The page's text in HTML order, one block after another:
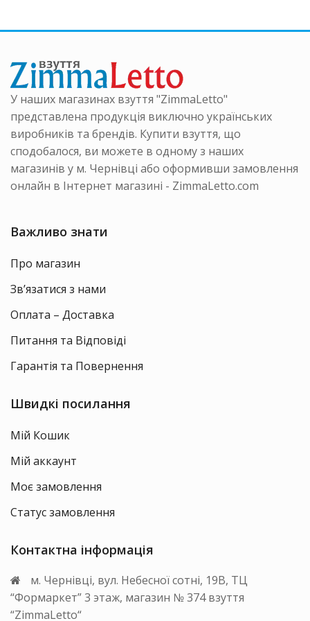
У наших магазинах взуття "ZimmaLetto"
представлена продукція виключно українських
виробників та брендів. Купити взуття, що
сподобалося, ви можете в одному з наших
магазинів у м. Чернівці або оформивши замовлення
онлайн в Інтернет магазині - ZimmaLetto.com
Важливо знати
Про магазин
Зв’язатися з нами
Оплата – Доставка
Питання та Відповіді
Гарантія та Повернення
Швидкі посилання
Мій Кошик
Мій аккаунт
Моє замовлення
Статус замовлення
Контактна інформація
м. Чернівці, вул. Небесної сотні, 19В, ТЦ
“Формаркет” 3 этаж, магазин № 374 взуття
“ZimmaLetto“